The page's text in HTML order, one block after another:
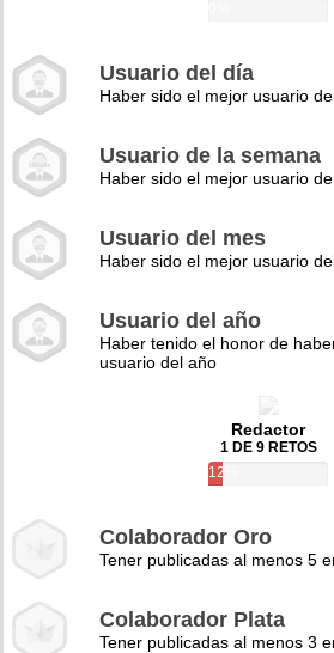
Usuario del día
Haber sido el mejor usuario
Usuario de la semana
Haber sido el mejor usuario
Usuario del mes
Haber sido el mejor usuario
Usuario del año
Haber tenido el honor de
usuario del año
Redactor
1 DE 9 RETOS
12%
Colaborador Oro
Tener publicadas al menos 5
Colaborador Plata
Tener publicadas al menos 3